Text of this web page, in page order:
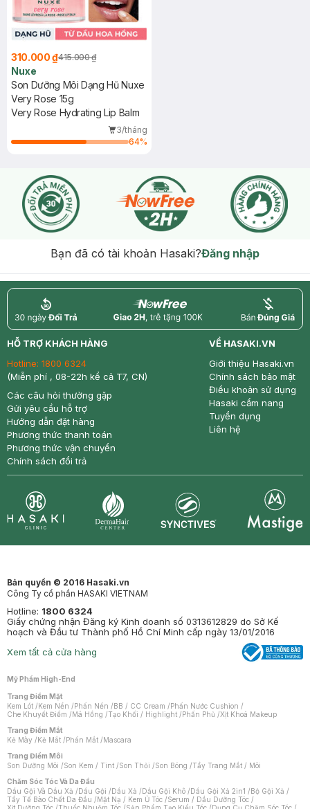
310.000 ₫415.000 ₫
Nuxe
Son Dưỡng Môi Dạng Hũ Nuxe
Very Rose 15g
Very Rose Hydrating Lip Balm
3/tháng
64%
Bạn đã có tài khoản Hasaki?Đăng nhập
return nowfree price
HỖ TRỢ KHÁCH HÀNG
Hotline: 1800 6324
(Miễn phí , 08-22h kể cả T7, CN)
Các câu hỏi thường gặp
Gửi yêu cầu hỗ trợ
Hướng dẫn đặt hàng
Phương thức thanh toán
Phương thức vận chuyển
Chính sách đổi trả
VỀ HASAKI.VN
Giới thiệu Hasaki.vn
Chính sách bảo mật
Điều khoản sử dụng
Hasaki cẩm nang
Tuyển dụng
Liên hệ
Bản quyền © 2016 Hasaki.vn
Công Ty cổ phần HASAKI VIETNAM
Hotline: 1800 6324
Giấy chứng nhận Đăng ký Kinh doanh số 0313612829 do Sở Kế
hoạch và Đầu tư Thành phố Hồ Chí Minh cấp ngày 13/01/2016
Xem tất cả cửa hàng
Mỹ Phẩm High-End
Trang Điểm Mặt
Kem Lót /Kem Nền /Phấn Nền /BB / CC Cream /Phấn Nước Cushion /
Che Khuyết Điểm /Má Hồng /Tạo Khối / Highlight /Phấn Phủ /Xịt Khoá Makeup
Trang Điểm Mắt
Kẻ Mày /Kẻ Mắt /Phấn Mắt /Mascara
Trang Điểm Môi
Son Dưỡng Môi /Son Kem / Tint /Son Thỏi /Son Bóng /Tẩy Trang Mắt / Môi
Chăm Sóc Tóc Và Da Đầu
Dầu Gội Và Dầu Xả /Dầu Gội /Dầu Xả /Dầu Gội Khô /Dầu Gội Xả 2in1 /Bộ Gội Xả /
Tẩy Tế Bào Chết Da Đầu /Mặt Nạ / Kem Ủ Tóc /Serum / Dầu Dưỡng Tóc /